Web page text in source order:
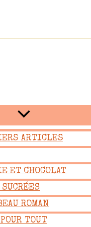
ARTICLES
ET CHOCOLAT
ROMAN
TOUT